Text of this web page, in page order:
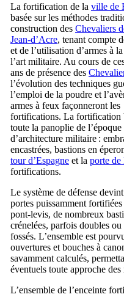
La fortification de la ville de
basée sur les méthodes
construction des Chevaliers
Jean-d’Acre, tenant compte
et de l’utilisation d’armes à
l’art militaire. Au cours de
ans de présence des
l’évolution des techniques
l’emploi de la poudre et
armes à feux façonneront les
fortifications. La fortification
toute la panoplie de l’époque
d’architecture militaire :
encastrées, bastions en
tour d’Espagne et la porte de
fortifications.
Le système de défense
portes puissamment
pont-levis, de nombreux
crénelées, parfois doubles
fossés. L’ensemble est
ouvertures et bouches à
savamment calculés,
éventuels toute approche
L’ensemble de l’enceinte